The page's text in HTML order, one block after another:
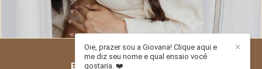
ESTÚDIO PITORI
✕
Oie, prazer sou a Giovana! Clique aqui e
me diz seu nome e qual ensaio você
gostaria. ❤️